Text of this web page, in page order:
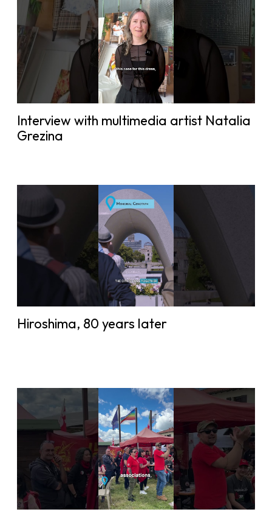
Interview with multimedia artist Natalia
Grezina
Hiroshima, 80 years later